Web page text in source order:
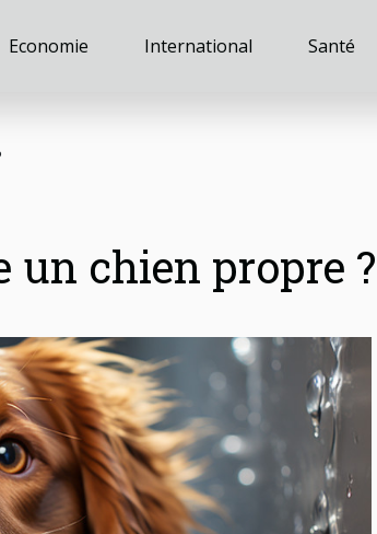
Economie International Santé
un chien propre ?